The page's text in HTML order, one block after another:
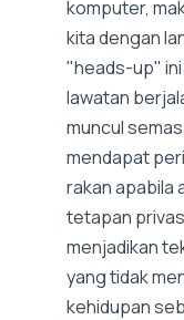
komputer,
kita dengan
"heads-up"
lawatan
muncul
mendapat
rakan apabila
tetapan
menjadikan
yang tidak
kehidupan